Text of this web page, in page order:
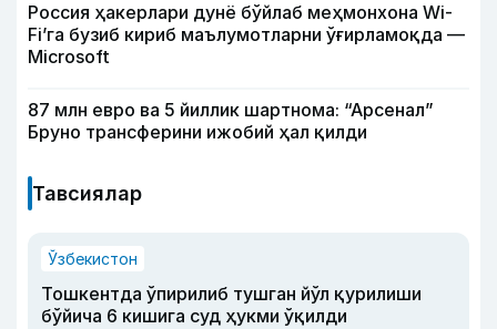
Россия ҳакерлари дунё бўйлаб меҳмонхона Wi-
Fi’га бузиб кириб маълумотларни ўғирламоқда —
Microsoft
87 млн евро ва 5 йиллик шартнома: “Арсенал”
Бруно трансферини ижобий ҳал қилди
Тавсиялар
Ўзбекистон
Тошкентда ўпирилиб тушган йўл қурилиши
бўйича 6 кишига суд ҳукми ўқилди